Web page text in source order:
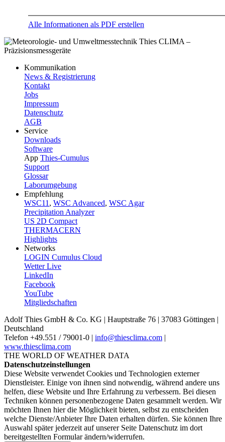
Alle Informationen als PDF erstellen
Kommunikation
News & Registrierung
Kontakt
Jobs
Impressum
Datenschutz
AGB
Service
Downloads
Software
App Thies-Cumulus
Support
Glossar
Laborumgebung
Empfehlung
WSC11 , WSC Advanced, WSC Agar
Precipitation Analyzer
US 2D Compact
THERMACERN
Highlights
Networks
LOGIN Cumulus Cloud
Wetter Live
LinkedIn
Facebook
YouTube
Mitgliedschaften
Adolf Thies GmbH & Co. KG | Hauptstraße 76 | 37083 Göttingen |
Deutschland
Telefon +49.551 /­ 79001-0 | info@thiesclima.com |
www.thiesclima.com
THE WORLD OF WEATHER DATA
Datenschutzeinstellungen
Diese Website verwendet Cookies und Technologien externer
Dienstleister. Einige von ihnen sind notwendig, während andere uns
helfen, diese Website und Ihre Erfahrung zu verbessern. Bei diesen
Techniken können personenbezogene Daten gesammelt werden. Wir
möchten Ihnen hier die Möglichkeit bieten, selbst zu entscheiden
welche Dienste/­Anbieter Ihre Daten erhalten dürfen. Sie können Ihre
Auswahl später jederzeit auf unserer Seite Datenschutz im dort
bereitgestellten Formular ändern/­widerrufen.